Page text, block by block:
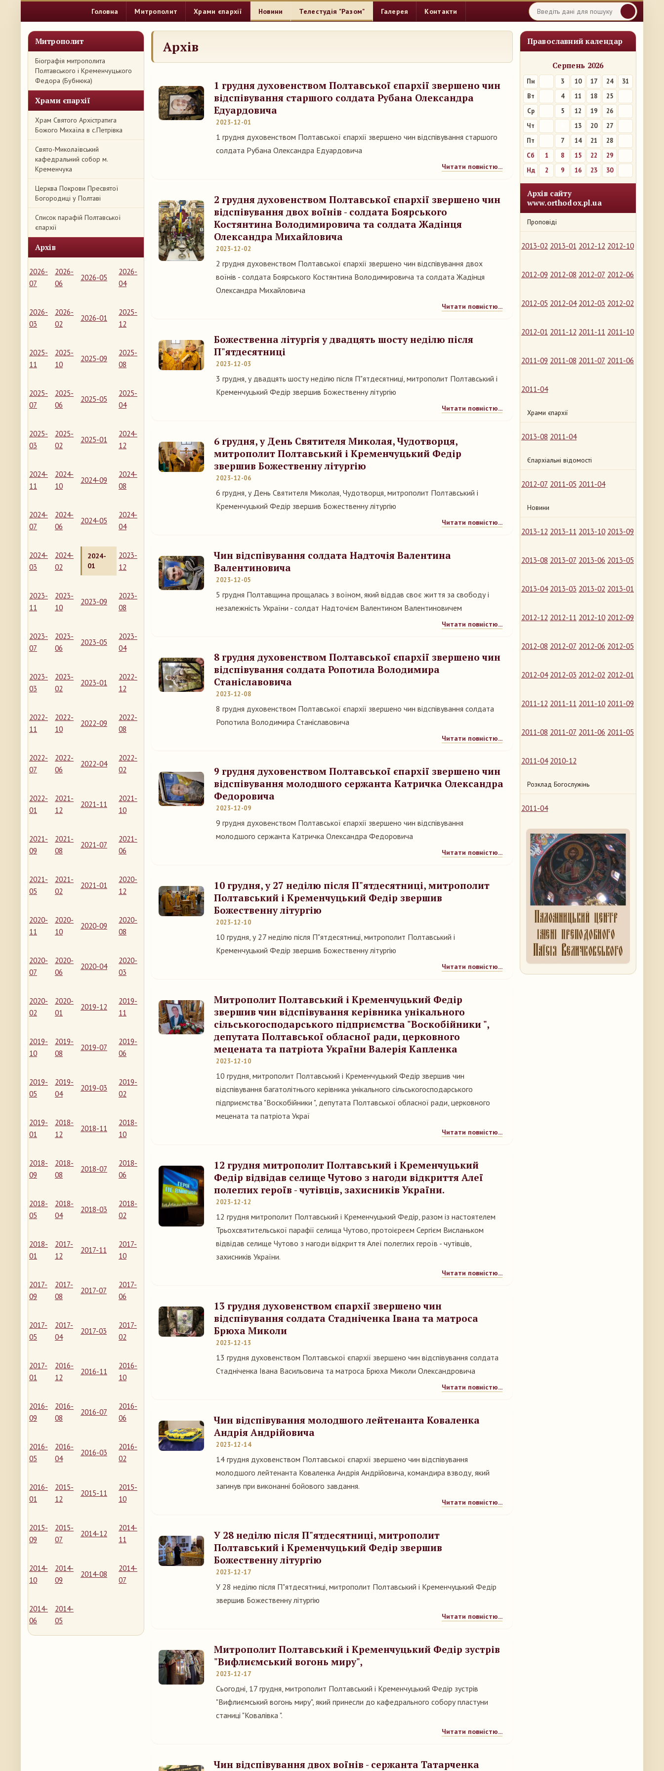
Головна Митрополит Храми єпархії Новини Телестудія "Разом" Галерея Контакти
Митрополит
Біографія митрополита
Полтавського і Кременчуцького
Федора (Бубнюка)
Храми єпархії
Храм Святого Архістратига
Божого Михаїла в с.Петрівка
Свято-Миколаївський
кафедральний собор м.
Кременчука
Церква Покрови Пресвятої
Богородиці у Полтаві
Список парафій Полтавської
єпархії
Архів
2026-
07
2026-
06
2026-05
2026-
04
2026-
03
2026-
02
2026-01
2025-
12
2025-
11
2025-
10
2025-09
2025-
08
2025-
07
2025-
06
2025-05
2025-
04
2025-
03
2025-
02
2025-01
2024-
12
2024-
11
2024-
10
2024-09
2024-
08
2024-
07
2024-
06
2024-05
2024-
04
2024-
03
2024-
02
2024-
01
2023-
12
2023-
11
2023-
10
2023-09
2023-
08
2023-
07
2023-
06
2023-05
2023-
04
2023-
03
2023-
02
2023-01
2022-
12
2022-
11
2022-
10
2022-09
2022-
08
2022-
07
2022-
06
2022-04
2022-
02
2022-
01
2021-
12
2021-11
2021-
10
2021-
09
2021-
08
2021-07
2021-
06
2021-
05
2021-
02
2021-01
2020-
12
2020-
11
2020-
10
2020-09
2020-
08
2020-
07
2020-
06
2020-04
2020-
03
2020-
02
2020-
01
2019-12
2019-
11
2019-
10
2019-
08
2019-07
2019-
06
2019-
05
2019-
04
2019-03
2019-
02
2019-
01
2018-
12
2018-11
2018-
10
2018-
09
2018-
08
2018-07
2018-
06
2018-
05
2018-
04
2018-03
2018-
02
2018-
01
2017-
12
2017-11
2017-
10
2017-
09
2017-
08
2017-07
2017-
06
2017-
05
2017-
04
2017-03
2017-
02
2017-
01
2016-
12
2016-11
2016-
10
2016-
09
2016-
08
2016-07
2016-
06
2016-
05
2016-
04
2016-03
2016-
02
2016-
01
2015-
12
2015-11
2015-
10
2015-
09
2015-
07
2014-12
2014-
11
2014-
10
2014-
09
2014-08
2014-
07
2014-
06
2014-
05
Православний календар
Серпень 2026
Пн 3 10 17 24
31
Вт
4 11 18
25
Ср
5 12 19
26
Чт
13 20
27
Пт
7 14 21
28
Сб
1 8 15 22
29
Нд
2 9 16 23 30
Архів сайту
www.orthodox.pl.ua
Проповіді
2013-02 2013-01 2012-12 2012-10
2012-09 2012-08 2012-07 2012-06
2012-05 2012-04 2012-03 2012-02
2012-01 2011-12 2011-11 2011-10
2011-09 2011-08 2011-07 2011-06
2011-04
Храми єпархії
2013-08 2011-04
Єпархіальні відомості
2012-07 2011-05 2011-04
Новини
2013-12 2013-11 2013-10 2013-09
2013-08 2013-07 2013-06 2013-05
2013-04 2013-03 2013-02 2013-01
2012-12 2012-11 2012-10 2012-09
2012-08 2012-07 2012-06 2012-05
2012-04 2012-03 2012-02 2012-01
2011-12 2011-11 2011-10 2011-09
2011-08 2011-07 2011-06 2011-05
2011-04 2010-12
Розклад Богослужінь
2011-04
Архів
1 грудня духовенством Полтавської єпархії звершено чин
відспівування старшого солдата Рубана Олександра
Едуардовича
2023-12-01
1 грудня духовенством Полтавської єпархії звершено чин відспівування старшого
солдата Рубана Олександра Едуардовича
Читати повністю...
2 грудня духовенством Полтавської єпархії звершено чин
відспівування двох воїнів - солдата Боярського
Костянтина Володимировича та солдата Жадінця
Олександра Михайловича
2023-12-02
2 грудня духовенством Полтавської єпархії звершено чин відспівування двох
воїнів - солдата Боярського Костянтина Володимировича та солдата Жадінця
Олександра Михайловича
Читати повністю...
Божественна літургія у двадцять шосту неділю після
П"ятдесятниці
2023-12-03
3 грудня, у двадцять шосту неділю після П"ятдесятниці, митрополит Полтавський і
Кременчуцький Федір звершив Божественну літургію
Читати повністю...
6 грудня, у День Святителя Миколая, Чудотворця,
митрополит Полтавський і Кременчуцький Федір
звершив Божественну літургію
2023-12-06
6 грудня, у День Святителя Миколая, Чудотворця, митрополит Полтавський і
Кременчуцький Федір звершив Божественну літургію
Читати повністю...
Чин відспівування солдата Надточія Валентина
Валентиновича
2023-12-05
5 грудня Полтавщина прощалась з воїном, який віддав своє життя за свободу і
незалежність України - солдат Надточієм Валентином Валентиновичем
Читати повністю...
8 грудня духовенством Полтавської єпархії звершено чин
відспівування солдата Ропотила Володимира
Станіславовича
2023-12-08
8 грудня духовенством Полтавської єпархії звершено чин відспівування солдата
Ропотила Володимира Станіславовича
Читати повністю...
9 грудня духовенством Полтавської єпархії звершено чин
відспівування молодшого сержанта Катричка Олександра
Федоровича
2023-12-09
9 грудня духовенством Полтавської єпархії звершено чин відспівування
молодшого сержанта Катричка Олександра Федоровича
Читати повністю...
10 грудня, у 27 неділю після П"ятдесятниці, митрополит
Полтавський і Кременчуцький Федір звершив
Божественну літургію
2023-12-10
10 грудня, у 27 неділю після П"ятдесятниці, митрополит Полтавський і
Кременчуцький Федір звершив Божественну літургію
Читати повністю...
Митрополит Полтавський і Кременчуцький Федір
звершив чин відспівування керівника унікального
сільськогосподарського підприємства "Воскобійники ",
депутата Полтавської обласної ради, церковного
мецената та патріота України Валерія Капленка
2023-12-10
10 грудня, митрополит Полтавський і Кременчуцький Федір звершив чин
відспівування багатолітнього керівника унікального сільськогосподарського
підприємства "Воскобійники ", депутата Полтавської обласної ради, церковного
мецената та патріота Украї
Читати повністю...
12 грудня митрополит Полтавський і Кременчуцький
Федір відвідав селище Чутово з нагоди відкриття Алеї
полеглих героїв - чутівців, захисників України.
2023-12-12
12 грудня митрополит Полтавський і Кременчуцький Федір, разом із настоятелем
Трьохсвятительської парафії селища Чутово, протоієреєм Сергієм Висланьком
відвідав селище Чутово з нагоди відкриття Алеї полеглих героїв - чутівців,
захисників України.
Читати повністю...
13 грудня духовенством єпархії звершено чин
відспівування солдата Стадніченка Івана та матроса
Брюха Миколи
2023-12-13
13 грудня духовенством Полтавської єпархії звершено чин відспівування солдата
Стадніченка Івана Васильовича та матроса Брюха Миколи Олександровича
Читати повністю...
Чин відспівування молодшого лейтенанта Коваленка
Андрія Андрійовича
2023-12-14
14 грудня духовенством Полтавської єпархії звершено чин відспівування
молодшого лейтенанта Коваленка Андрія Андрійовича, командира взводу, який
загинув при виконанні бойового завдання.
Читати повністю...
У 28 неділю після П"ятдесятниці, митрополит
Полтавський і Кременчуцький Федір звершив
Божественну літургію
2023-12-17
У 28 неділю після П"ятдесятниці, митрополит Полтавський і Кременчуцький Федір
звершив Божественну літургію
Читати повністю...
Митрополит Полтавський і Кременчуцький Федір зустрів
"Вифлиємський вогонь миру",
2023-12-17
Сьогодні, 17 грудня, митрополит Полтавський і Кременчуцький Федір зустрів
"Вифлиємський вогонь миру", який принесли до кафедрального собору пластуни
станиці "Ковалівка ".
Читати повністю...
Чин відспівування двох воїнів - сержанта Татарченка